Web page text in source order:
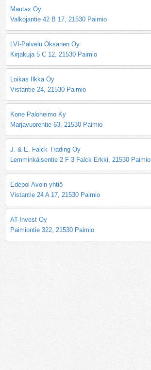
Mautax Oy
Valkojantie 42 B 17, 21530 Paimio
LVI-Palvelu Oksanen Oy
Kirjakuja 5 C 12, 21530 Paimio
Loikas Ilkka Oy
Vistantie 24, 21530 Paimio
Kone Paloheimo Ky
Marjavuorentie 63, 21530 Paimio
J. & E. Falck Trading Oy
Lemminkäisentie 2 F 3 Falck Erkki, 21530 Paimio
Edepol Avoin yhtiö
Vistantie 24 A 17, 21530 Paimio
AT-Invest Oy
Paimiontie 322, 21530 Paimio